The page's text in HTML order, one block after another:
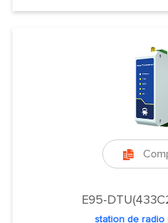

E95-
station de radio